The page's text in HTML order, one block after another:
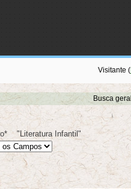
Visitante (
Busca geral
"Literatura Infantil"